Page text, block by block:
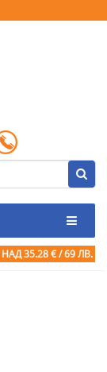
НАД 35.28 € / 69 ЛВ.